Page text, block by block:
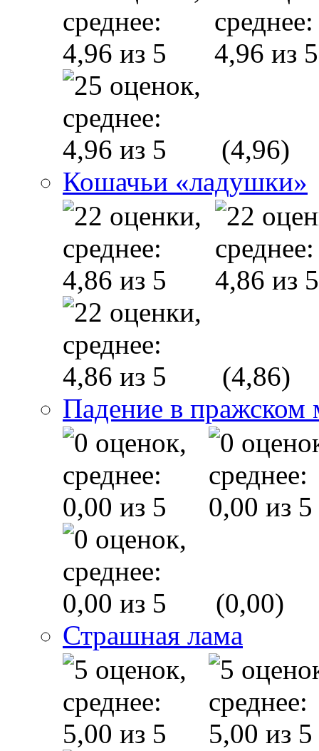
(4,96)
Кошачьи «ладушки»
(4,86)
Падение в пражском
(0,00)
Страшная лама